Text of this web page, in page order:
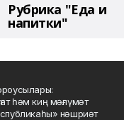
Рубрика "Еда и
напитки"
һәм киң мәғлүмәт
нәшриәт